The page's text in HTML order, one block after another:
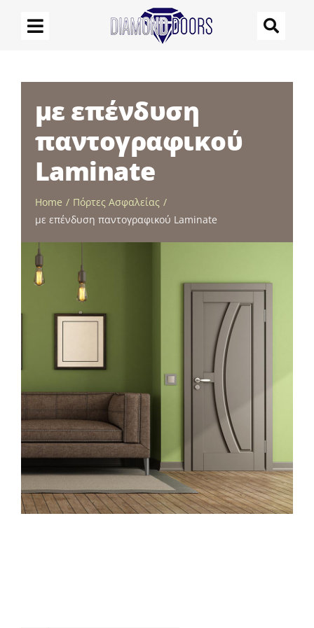
με επένδυση
παντογραφικού
Laminate
Home
Πόρτες Ασφαλείας
με επένδυση παντογραφικού Laminate